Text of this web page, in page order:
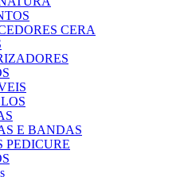
CERA
E BANDAS
PEDICURE